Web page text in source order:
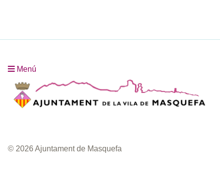
Menú
© 2026 Ajuntament de Masquefa